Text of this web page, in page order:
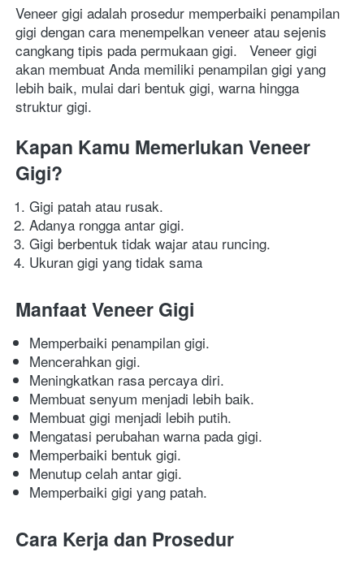
Veneer gigi adalah prosedur memperbaiki penampilan
gigi dengan cara menempelkan veneer atau sejenis
cangkang tipis pada permukaan gigi.   Veneer gigi
akan membuat Anda memiliki penampilan gigi yang
lebih baik, mulai dari bentuk gigi, warna hingga
struktur gigi.
Kapan Kamu Memerlukan Veneer
Gigi?
Gigi patah atau rusak.
Adanya rongga antar gigi.
Gigi berbentuk tidak wajar atau runcing.
Ukuran gigi yang tidak sama
Manfaat Veneer Gigi
Memperbaiki penampilan gigi.
Mencerahkan gigi.
Meningkatkan rasa percaya diri.
Membuat senyum menjadi lebih baik.
Membuat gigi menjadi lebih putih.
Mengatasi perubahan warna pada gigi.
Memperbaiki bentuk gigi.
Menutup celah antar gigi.
Memperbaiki gigi yang patah.
Cara Kerja dan Prosedur